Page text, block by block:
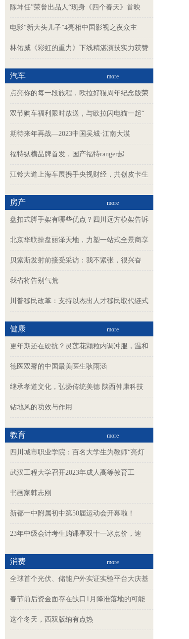
陈坤任”荣誉出品人“现身《四个春天》首映
电影“新大头儿子”4亮相中国影视之夜众主
林佑威《彩虹的重力》下线精湛演技实力获赞
汽车 more
点亮你的每一段旅程，欧拉好猫周年纪念版荣
双节购车福利限时放送，与欧拉闪电猫一起“
期待来年再战—2023中国吴城·江南大漠
福特纵横品牌首发，国产福特ranger起
江铃大道上海车展携手央视财经，共创皮卡生
房产 more
盘扣式脚手架有哪些优点？四川远方模架告诉
北京华联操盘丽泽天地，力塑一站式全景商享
贝索斯发射前接受采访：我不紧张，很兴奋
我省将告别气荒
川普移民改革：支持以杰出人才移民取代链式
健康 more
更年期还在硬抗？灵莲花颗粒内调冲服，温和
德医双馨的中国最美医生耿雨涵
继承孝道文化，弘扬传统美德 陕西仲康科技
钻地风的功效与作用
教育 more
四川城市职业学院：百名大学生为教师“亮灯
武汉工程大学召开2023年成人高等教育工
书画家韩志刚
新都一中附属初中第50届运动会开幕啦！
23年中级会计考生购课享双十一冰点价，速
消费 more
全球首个光伏、储能户外实证实验平台大庆基
春节前后资金面存在缺口1月降准落地的可能
这个冬天，西双版纳有点热